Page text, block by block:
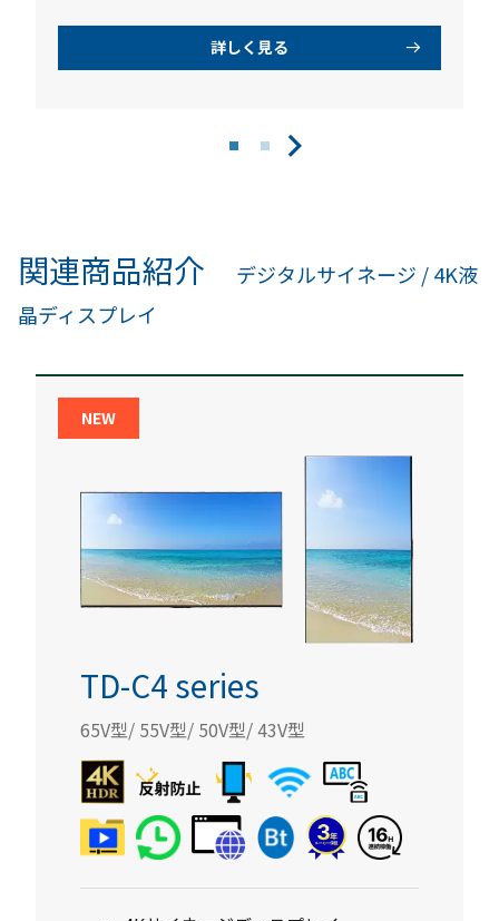
詳しく見る
関連商品紹介
デジタルサイネージ / 4K液
晶ディスプレイ
NEW
TD-C4 series
65V型/ 55V型/ 50V型/ 43V型